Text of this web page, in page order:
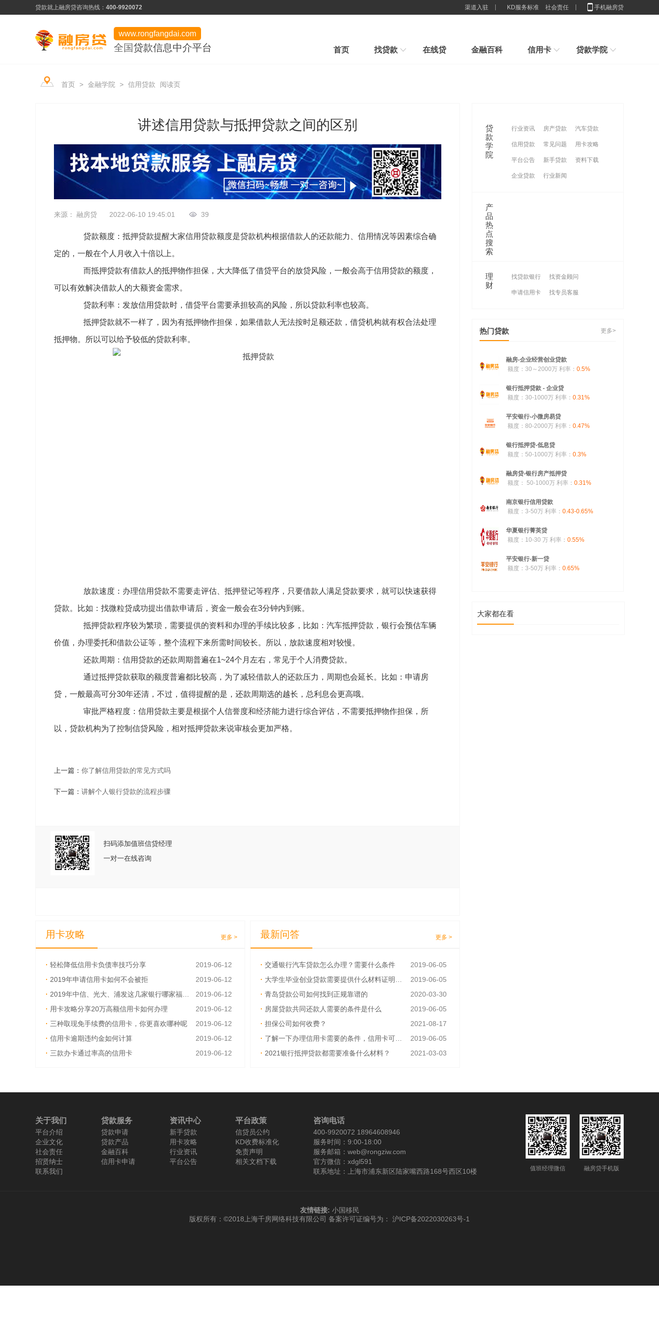
贷款就上融房贷咨询热线： 400-9920072 渠道入驻 KD服务标准 社会责任 手机融房贷
www.rongfangdai.com
贷款信息中介平台
全国 首页 找贷款
信用贷款
企业贷款
低门槛、快速审批
在线贷款
在线申请、在线放款
帮我推荐
融房帮您选择最合适贷款新品
重磅官宣！消费贷贴息来了，9
在线贷 金融百科 信用卡
服务市场
贷款学院
平台学堂
用卡攻略 平台公告 新手贷款
资料下载 企业贷款 行业新闻
刚接触贷款要怎么样计算贷款利息
谈一谈这些群体不适合办理消费贷款
首页 > 金融学院 > 信用贷款 阅读页
讲述信用贷款与抵押贷款之间的区别
来源： 融房贷 2022-06-10 19:45:01 39
贷款额度：抵押贷款提醒大家信用贷款额度是贷款机构根据借款人的还款能力、信用情况等因素综合确
定的，一般在个人月收入十倍以上。
而抵押贷款有借款人的抵押物作担保，大大降低了借贷平台的放贷风险，一般会高于信用贷款的额度，
可以有效解决借款人的大额资金需求。
贷款利率：发放信用贷款时，借贷平台需要承担较高的风险，所以贷款利率也较高。
抵押贷款就不一样了，因为有抵押物作担保，如果借款人无法按时足额还款，借贷机构就有权合法处理
抵押物。所以可以给予较低的贷款利率。
放款速度：办理信用贷款不需要走评估、抵押登记等程序，只要借款人满足贷款要求，就可以快速获得
贷款。比如：找微粒贷成功提出借款申请后，资金一般会在3分钟内到账。
抵押贷款程序较为繁琐，需要提供的资料和办理的手续比较多，比如：汽车抵押贷款，银行会预估车辆
价值，办理委托和借款公证等，整个流程下来所需时间较长。所以，放款速度相对较慢。
还款周期：信用贷款的还款周期普遍在1~24个月左右，常见于个人消费贷款。
通过抵押贷款获取的额度普遍都比较高，为了减轻借款人的还款压力，周期也会延长。比如：申请房
贷，一般最高可分30年还清，不过，值得提醒的是，还款周期选的越长，总利息会更高哦。
审批严格程度：信用贷款主要是根据个人信誉度和经济能力进行综合评估，不需要抵押物作担保，所
以，贷款机构为了控制信贷风险，相对抵押贷款来说审核会更加严格。
上一篇： 你了解信用贷款的常见方式吗
下一篇： 讲解个人银行贷款的流程步骤
扫码添加值班信贷经理
一对一在线咨询
用卡攻略 更多 >
· 轻松降低信用卡负债率技巧分享
2019-06-12
· 2019年申请信用卡如何不会被拒
2019-06-12
· 2019年中信、光大、浦发这几家银行哪家福利多
2019-06-12
· 用卡攻略分享20万高额信用卡如何办理
2019-06-12
· 三种取现免手续费的信用卡，你更喜欢哪种呢
2019-06-12
· 信用卡逾期违约金如何计算
2019-06-12
· 三款办卡通过率高的信用卡
2019-06-12
最新问答 更多 >
· 交通银行汽车贷款怎么办理？需要什么条件
2019-06-05
· 大学生毕业创业贷款需要提供什么材料证明呢？
2019-06-05
· 青岛贷款公司如何找到正规靠谱的
2020-03-30
· 房屋贷款共同还款人需要的条件是什么
2019-06-05
· 担保公司如何收费？
2021-08-17
· 了解一下办理信用卡需要的条件，信用卡可以异地激活吗
2019-06-05
· 2021银行抵押贷款都需要准备什么材料？
2021-03-03
贷
款
学
院
行业资讯 房产贷款 汽车贷款
信用贷款 常见问题 用卡攻略
平台公告 新手贷款 资料下载
企业贷款 行业新闻
产
品
热
点
搜
索
理
财
找贷款银行 找资金顾问
申请信用卡 找专员客服
热门贷款 更多>
融房-企业经营创业贷款
额度：30～2000万 利率： 0.5%
银行抵押贷款 - 企业贷
额度：30-1000万 利率： 0.31%
平安银行-小微房易贷
额度：80-2000万 利率： 0.47%
银行抵押贷-低息贷
额度：50-1000万 利率： 0.3%
融房贷-银行房产抵押贷
额度： 50-1000万 利率： 0.31%
南京银行信用贷款
额度：3-50万 利率： 0.43-0.65%
华夏银行菁英贷
额度：10-30 万 利率： 0.55%
平安银行-新一贷
额度：3-50万 利率： 0.65%
大家都在看
关于我们
平台介绍
企业文化
社会责任
招贤纳士
联系我们
贷款服务
贷款申请
贷款产品
金融百科
信用卡申请
资讯中心
新手贷款
用卡攻略
行业资讯
平台公告
平台政策
信贷员公约
KD收费标准化
免责声明
相关文档下载
咨询电话
400-9920072 18964608946
服务时间：9:00-18:00
服务邮箱：web@rongziw.com
官方微信：xdgl591
联系地址：上海市浦东新区陆家嘴西路168号西区10楼
值班经理微信 融房贷手机版
友情链接: 小国移民
版权所有：©2018上海千房网络科技有限公司 备案许可证编号为： 沪ICP备2022030263号-1